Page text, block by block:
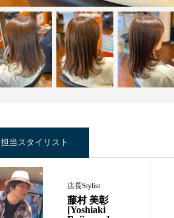
担当スタイリスト
店長Stylist
藤村 美彰
[Yoshiaki